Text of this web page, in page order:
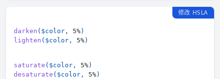
修改 HSLA
darken ( $color , 5%)
lighten ( $color , 5%)
saturate ( $color , 5%)
desaturate ( $color , 5%)